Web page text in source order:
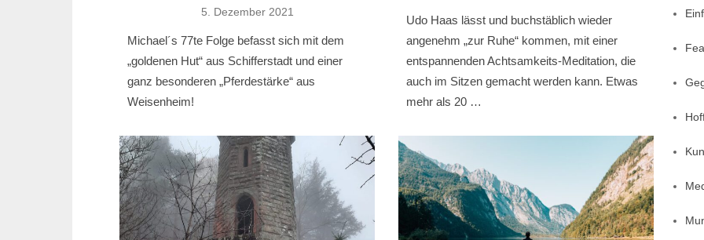
Posted
5. Dezember 2021
Michael´s 77te Folge befasst sich mit dem
„goldenen Hut“ aus Schifferstadt und einer
ganz besonderen „Pferdestärke“ aus
Weisenheim!
Udo Haas lässt und buchstäblich wieder
angenehm „zur Ruhe“ kommen, mit einer
entspannenden Achtsamkeits-Meditation, die
auch im Sitzen gemacht werden kann. Etwas
mehr als 20 …